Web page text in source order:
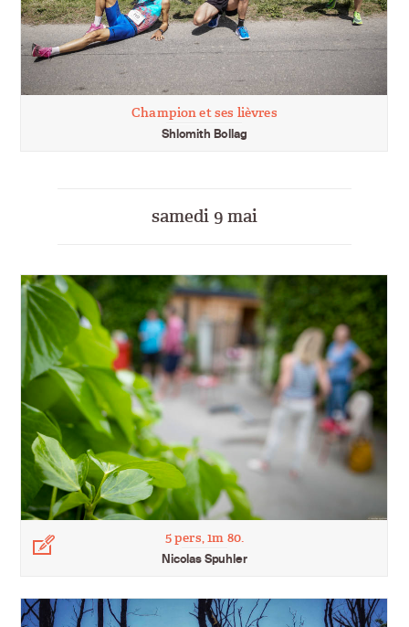
Champion et ses lièvres
Shlomith Bollag
samedi 9 mai
5 pers, 1m 80.
Nicolas Spuhler